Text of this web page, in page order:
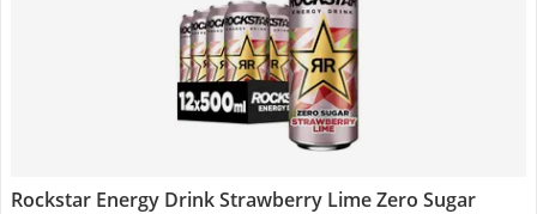
Rockstar Energy Drink Strawberry Lime Zero Sugar